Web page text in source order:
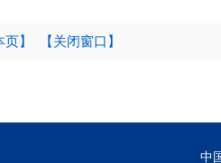
页】 【关闭窗口】
中